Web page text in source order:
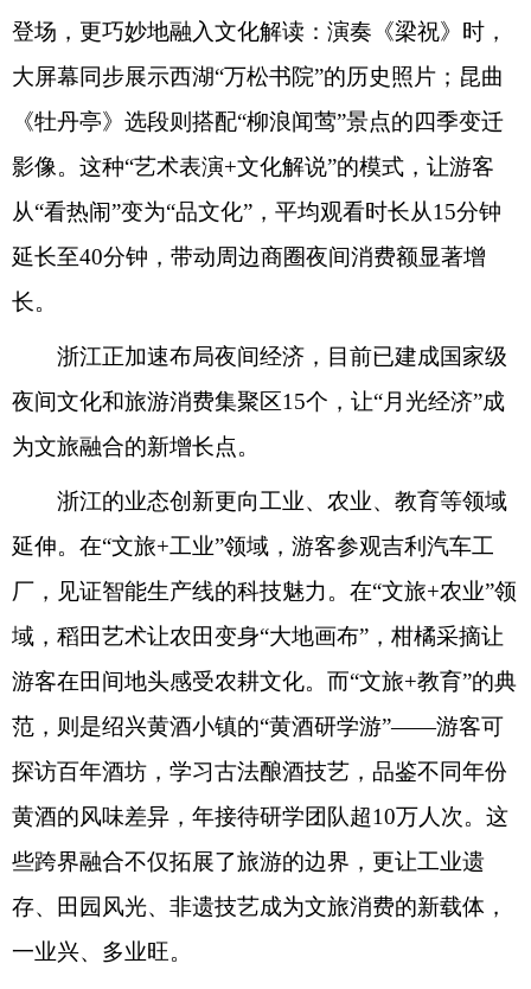
登场，更巧妙地融入文化解读：演奏《梁祝》时，
大屏幕同步展示西湖“万松书院”的历史照片；昆曲
《牡丹亭》选段则搭配“柳浪闻莺”景点的四季变迁
影像。这种“艺术表演+文化解说”的模式，让游客
从“看热闹”变为“品文化”，平均观看时长从15分钟
延长至40分钟，带动周边商圈夜间消费额显著增
长。
浙江正加速布局夜间经济，目前已建成国家级
夜间文化和旅游消费集聚区15个，让“月光经济”成
为文旅融合的新增长点。
浙江的业态创新更向工业、农业、教育等领域
延伸。在“文旅+工业”领域，游客参观吉利汽车工
厂，见证智能生产线的科技魅力。在“文旅+农业”领
域，稻田艺术让农田变身“大地画布”，柑橘采摘让
游客在田间地头感受农耕文化。而“文旅+教育”的典
范，则是绍兴黄酒小镇的“黄酒研学游”——游客可
探访百年酒坊，学习古法酿酒技艺，品鉴不同年份
黄酒的风味差异，年接待研学团队超10万人次。这
些跨界融合不仅拓展了旅游的边界，更让工业遗
存、田园风光、非遗技艺成为文旅消费的新载体，
一业兴、多业旺。